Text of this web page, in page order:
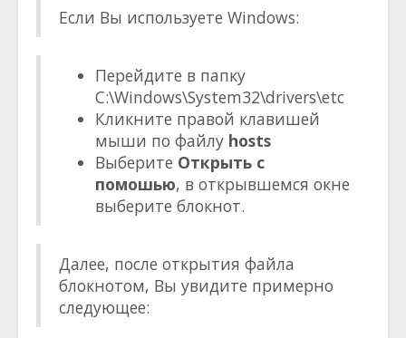
Если Вы используете Windows:
Перейдите в папку
C:\Windows\System32\drivers\etc
Кликните правой клавишей
мыши по файлу hosts
Выберите Открыть с
помошью, в открывшемся окне
выберите блокнот.
Далее, после открытия файла
блокнотом, Вы увидите примерно
следующее: